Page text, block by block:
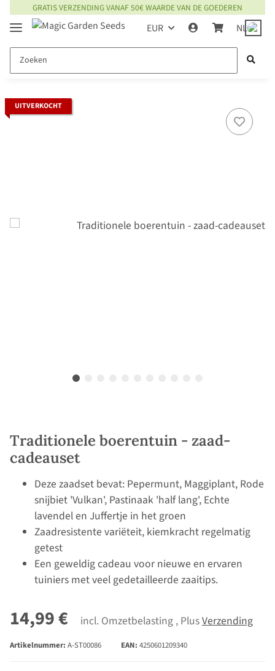
GRATIS VERZENDING VANAF 50€ WAARDE VAN DE GOEDEREN
EUR NL
UITVERKOCHT
Traditionele boerentuin - zaad-
cadeauset
Deze zaadset bevat: Pepermunt, Maggiplant, Rode
snijbiet 'Vulkan', Pastinaak 'half lang', Echte
lavendel en Juffertje in het groen
Zaadresistente variëteit, kiemkracht regelmatig
getest
Een geweldig cadeau voor nieuwe en ervaren
tuiniers met veel gedetailleerde zaaitips.
14,99 € incl. Omzetbelasting , PlusVerzending
Artikelnummer: A-ST00086 EAN: 4250601209340